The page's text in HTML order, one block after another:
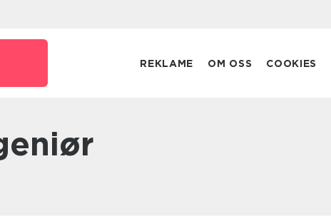
REKLAME OM OSS COOKIES